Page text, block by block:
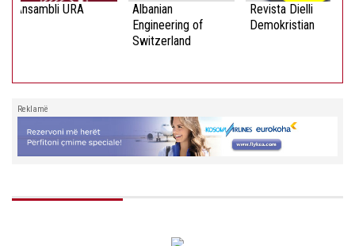
Ansambli URA
Albanian
Engineering of
Switzerland
Revista Dielli
Demokristian
Reklamë